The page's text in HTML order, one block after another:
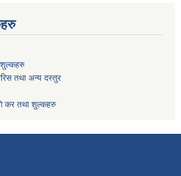
शुल्कहरु
तथा अन्य दस्तुर
कर तथा शुल्कहरु